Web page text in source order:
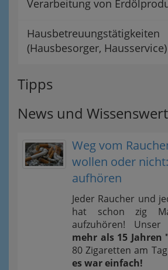
Verarbeitung von
Hausbetreuungstätigkeiten
(Hausbesorger, Hausservice)
Tipps
News und
Weg vom
wollen oder
aufhören
Jeder Raucher und
hat schon zig
aufzuhören!
mehr als 15 Jahren
80 Zigaretten am
es war einfach!